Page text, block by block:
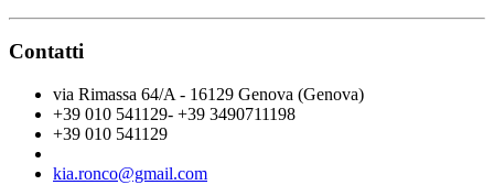
Contatti
via Rimassa 64/A - 16129 Genova (Genova)
+39 010 541129- +39 3490711198
+39 010 541129
kia.ronco@gmail.com